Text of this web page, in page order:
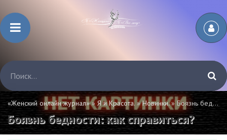
«Женский онлайн журнал»»Я и Красота. »Новинки.» Боязнь бедности: как справиться?
Боязнь бедности: как справиться?